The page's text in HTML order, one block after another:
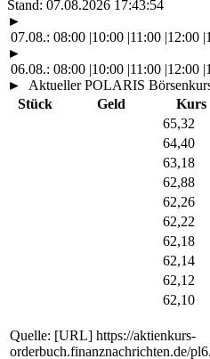
Stand: 07.08.2026 17:43:54
►
07.08.: 08:00 |10:00 |11:00 |12:00 |
►
06.08.: 08:00 |10:00 |11:00 |12:00 |
►
Aktueller POLARIS
Stück
Geld Kurs
65,32
64,40
63,18
62,88
62,26
62,22
62,18
62,14
62,12
62,10
Quelle: [URL] https://aktienkurs-
orderbuch.finanznachrichten.de/